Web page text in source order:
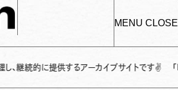
MENU CLOSE
供するアーカイブサイトです✌ 「Locon（ロコ